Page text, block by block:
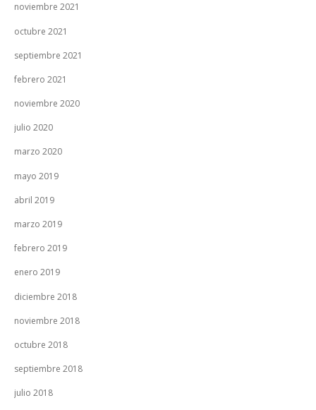
noviembre 2021
octubre 2021
septiembre 2021
febrero 2021
noviembre 2020
julio 2020
marzo 2020
mayo 2019
abril 2019
marzo 2019
febrero 2019
enero 2019
diciembre 2018
noviembre 2018
octubre 2018
septiembre 2018
julio 2018